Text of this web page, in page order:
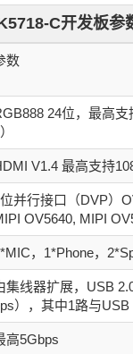
C开发板参
数
24位，最高支
V1.4 最高支持
并行接口（DVP）
OV5640, MIPI
，1*Phone，
集线器扩展，USB
），其中1路与USB
高5Gbps